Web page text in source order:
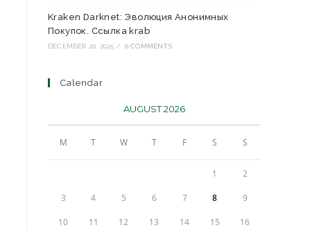
Kraken Darknet: Эволюция Анонимных
Покупок. Ссылка krab
DECEMBER 20, 2025 / 0 COMMENTS
Calendar
AUGUST 2026
M T W T F S S
1 2
3 4 5 6 7 8 9
10 11 12 13 14 15 16